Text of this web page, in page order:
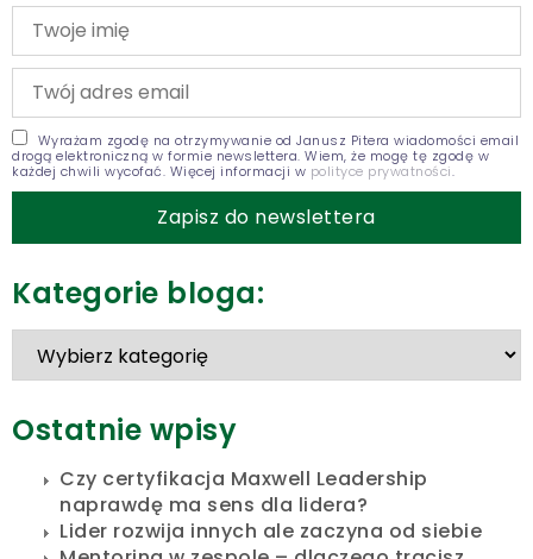
Wyrażam zgodę na otrzymywanie od Janusz Pitera wiadomości email
drogą elektroniczną w formie newslettera. Wiem, że mogę tę zgodę w
każdej chwili wycofać. Więcej informacji w polityce prywatności.
Kategorie bloga:
Ostatnie wpisy
Czy certyfikacja Maxwell Leadership
naprawdę ma sens dla lidera?
Lider rozwija innych ale zaczyna od siebie